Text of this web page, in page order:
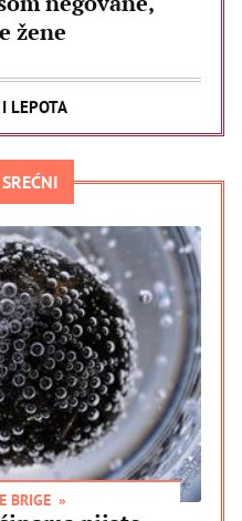
žene
LEPOTA
BRIGE